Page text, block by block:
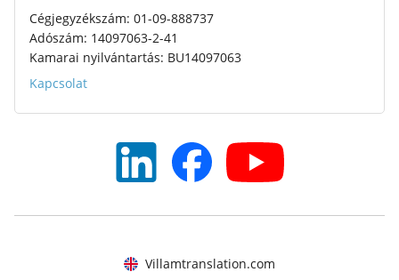
Cégjegyzékszám: 01-09-888737
Adószám: 14097063-2-41
Kamarai nyilvántartás: BU14097063
Kapcsolat
Villamtranslation.com